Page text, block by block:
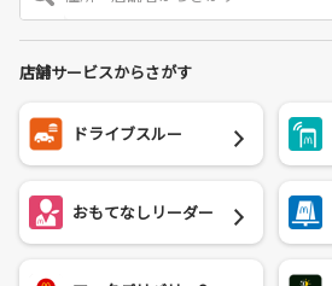
店舗サービスからさがす
ドライブスルー
おもてなしリーダー